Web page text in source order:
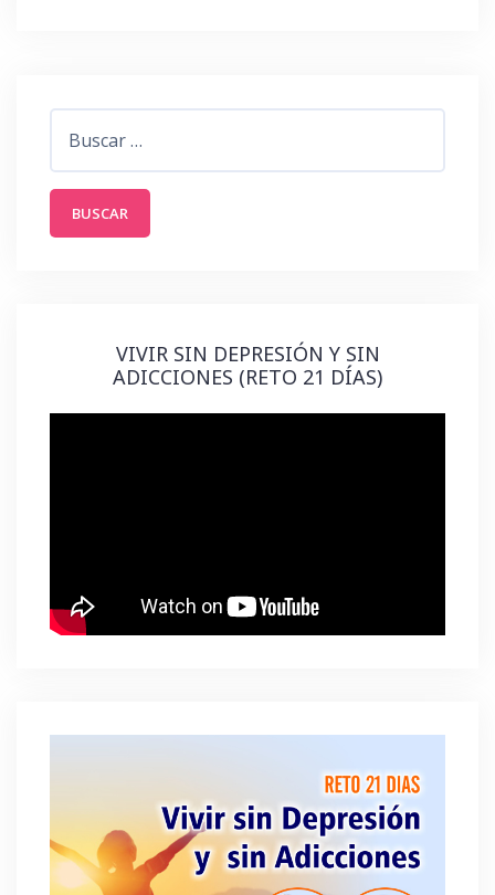
VIVIR SIN DEPRESIÓN Y SIN
ADICCIONES (RETO 21 DÍAS)